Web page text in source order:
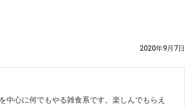
2020年9月7日
中心に何でもやる雑食系です。楽しんでもらえ